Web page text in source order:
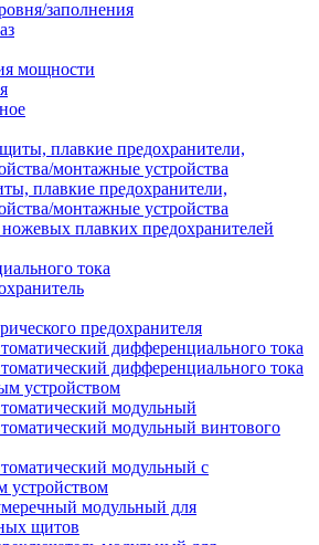
заполнения
мощности
плавкие предохранители,
монтажные устройства
плавких предохранителей
тока
предохранителя
дифференциального тока
дифференциального тока
устройством
модульный
модульный винтового
модульный с
устройством
модульный для
щитов